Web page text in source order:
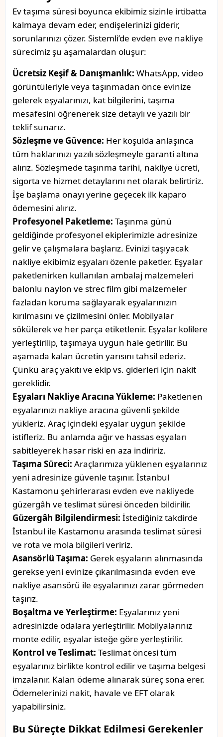
Ev taşıma süresi boyunca ekibimiz sizinle irtibatta
kalmaya devam eder, endişelerinizi giderir,
sorunlarınızı çözer. Sistemli’de evden eve nakliye
sürecimiz şu aşamalardan oluşur:
Ücretsiz Keşif & Danışmanlık: WhatsApp, video
görüntüleriyle veya taşınmadan önce evinize
gelerek eşyalarınızı, kat bilgilerini, taşıma
mesafesini öğrenerek size detaylı ve yazılı bir
teklif sunarız.
Sözleşme ve Güvence: Her koşulda anlaşınca
tüm haklarınızı yazılı sözleşmeyle garanti altına
alırız. Sözleşmede taşınma tarihi, nakliye ücreti,
sigorta ve hizmet detaylarını net olarak belirtiriz.
İşe başlama onayı yerine geçecek ilk kaparo
ödemesini alırız.
Profesyonel Paketleme: Taşınma günü
geldiğinde profesyonel ekiplerimizle adresinize
gelir ve çalışmalara başlarız. Evinizi taşıyacak
nakliye ekibimiz eşyaları özenle paketler. Eşyalar
paketlenirken kullanılan ambalaj malzemeleri
balonlu naylon ve strec film gibi malzemeler
fazladan koruma sağlayarak eşyalarınızın
kırılmasını ve çizilmesini önler. Mobilyalar
sökülerek ve her parça etiketlenir. Eşyalar kolilere
yerleştirilip, taşımaya uygun hale getirilir. Bu
aşamada kalan ücretin yarısını tahsil ederiz.
Çünkü araç yakıtı ve ekip vs. giderleri için nakit
gereklidir.
Eşyaları Nakliye Aracına Yükleme: Paketlenen
eşyalarınızı nakliye aracına güvenli şekilde
yükleriz. Araç içindeki eşyalar uygun şekilde
istifleriz. Bu anlamda ağır ve hassas eşyaları
sabitleyerek hasar riski en aza indiririz.
Taşıma Süreci: Araçlarımıza yüklenen eşyalarınız
yeni adresinize güvenle taşınır. İstanbul
Kastamonu şehirlerarası evden eve nakliyede
güzergâh ve teslimat süresi önceden bildirilir.
Güzergâh Bilgilendirmesi: İstediğiniz takdirde
İstanbul ile Kastamonu arasında teslimat süresi
ve rota ve mola bilgileri veririz.
Asansörlü Taşıma: Gerek eşyaların alınmasında
gerekse yeni evinize çıkarılmasında evden eve
nakliye asansörü ile eşyalarınızı zarar görmeden
taşırız.
Boşaltma ve Yerleştirme: Eşyalarınız yeni
adresinizde odalara yerleştirilir. Mobilyalarınız
monte edilir, eşyalar isteğe göre yerleştirilir.
Kontrol ve Teslimat: Teslimat öncesi tüm
eşyalarınız birlikte kontrol edilir ve taşıma belgesi
imzalanır. Kalan ödeme alınarak süreç sona erer.
Ödemelerinizi nakit, havale ve EFT olarak
yapabilirsiniz.
Bu Süreçte Dikkat Edilmesi Gerekenler